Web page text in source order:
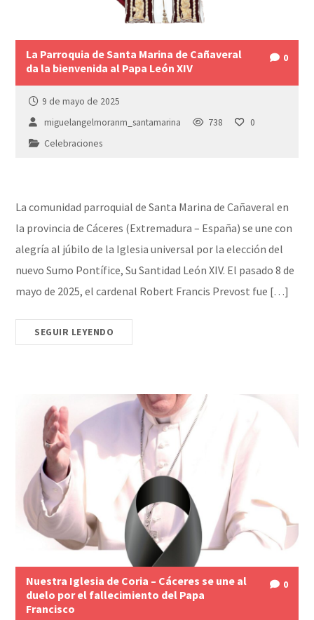
La Parroquia de Santa Marina de Cañaveral
da la bienvenida al Papa León XIV
0
9 de mayo de 2025
miguelangelmoranm_santamarina
738
0
Celebraciones
La comunidad parroquial de Santa Marina de Cañaveral en
la provincia de Cáceres (Extremadura – España) se une con
alegría al júbilo de la Iglesia universal por la elección del
nuevo Sumo Pontífice, Su Santidad León XIV. El pasado 8 de
mayo de 2025, el cardenal Robert Francis Prevost fue […]
SEGUIR LEYENDO
Nuestra Iglesia de Coria – Cáceres se une al
duelo por el fallecimiento del Papa
Francisco
0